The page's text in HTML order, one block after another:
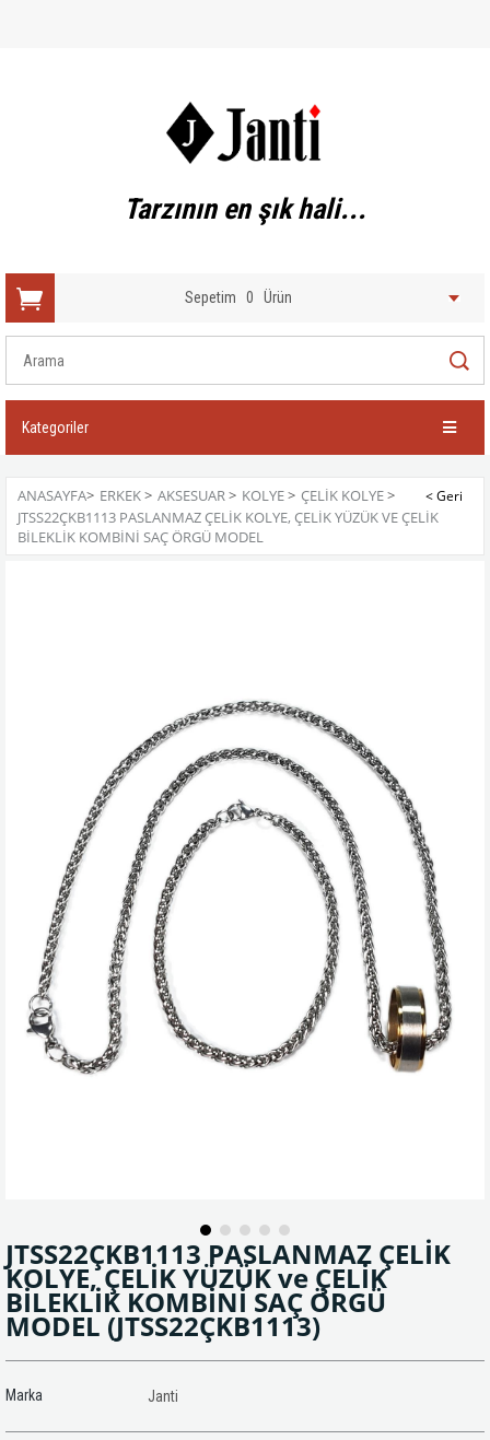
Tarzının en şık hali...
Sepetim 0 Ürün
Kategoriler
ANASAYFA> ERKEK> AKSESUAR> KOLYE> ÇELIK KOLYE>
JTSS22ÇKB1113 PASLANMAZ ÇELİK KOLYE, ÇELİK YÜZÜK VE ÇELİK
BİLEKLİK KOMBİNİ SAÇ ÖRGÜ MODEL
JTSS22ÇKB1113 PASLANMAZ ÇELİK
KOLYE, ÇELİK YÜZÜK ve ÇELİK
BİLEKLİK KOMBİNİ SAÇ ÖRGÜ
MODEL (JTSS22ÇKB1113)
Marka Janti